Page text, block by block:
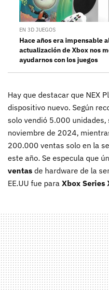
EN 3D JUEGOS
Hace años era impensable
actualización de Xbox nos
ayudarnos con los juegos
Hay que destacar que NEX
dispositivo nuevo. Según
solo vendió 5.000
noviembre de 2024,
200.000 ventas solo en la
este año. Se especula que
ventas de hardware de la
EE.UU fue para Xbox Series